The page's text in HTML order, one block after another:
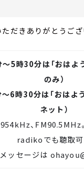
だきありがとうござ
5時30分は「おはよ
のみ）
6時30分は「おはよ
ネット）
、FM90.5MHz
radikoでも聴取
ッセージは